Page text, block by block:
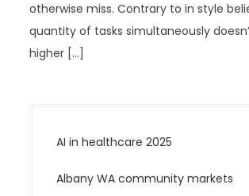
otherwise miss. Contrary to in style
quantity of tasks simultaneously
higher […]
AI in healthcare 2025
Albany WA community markets